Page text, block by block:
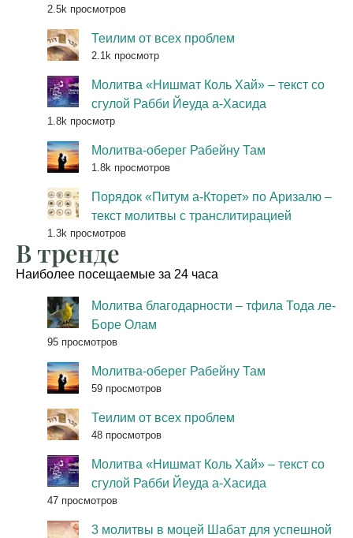
2.5k просмотров
Теилим от всех проблем
2.1k просмотр
Молитва «Нишмат Коль Хай» – текст со
сгулой Рабби Йеуда а-Хасида
1.8k просмотр
Молитва-оберег Рабейну Там
1.8k просмотров
Порядок «Питум а-Кторет» по Аризалю –
текст молитвы с транслитирацией
1.3k просмотров
В тренде
Наиболее посещаемые за 24 часа
Молитва благодарности – тфила Тода ле-
Боре Олам
95 просмотров
Молитва-оберег Рабейну Там
59 просмотров
Теилим от всех проблем
48 просмотров
Молитва «Нишмат Коль Хай» – текст со
сгулой Рабби Йеуда а-Хасида
47 просмотров
3 молитвы в моцей Шабат для успешной